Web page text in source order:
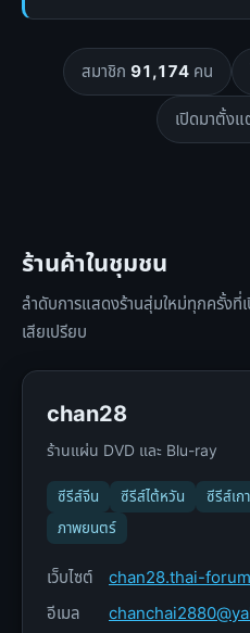
สมาชิก 91,174คน
เปิดมาตั้ง
ร้านค้าในชุมชน
ลำดับการแสดงร้านสุ่มใหม่ทุกครั้งที่เ
เสียเปรียบ
chan28
ร้านแผ่น DVD และ Blu-ray
ซีรีส์จีน ซีรีส์ไต้หวัน ซีรีส์เก
ภาพยนตร์
เว็บไซต์
chan28.thai-
อีเมล